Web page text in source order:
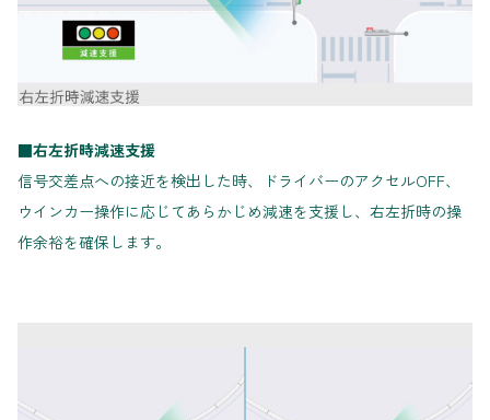
■右左折時減速支援
信号交差点への接近を検出した時、ドライバーのアクセルOFF、
ウインカー操作に応じてあらかじめ減速を支援し、右左折時の操
作余裕を確保します。